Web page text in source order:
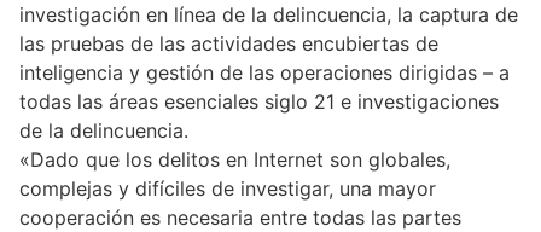
investigación en línea de la delincuencia, la captura de
las pruebas de las actividades encubiertas de
inteligencia y gestión de las operaciones dirigidas – a
todas las áreas esenciales siglo 21 e investigaciones
de la delincuencia.
«Dado que los delitos en Internet son globales,
complejas y difíciles de investigar, una mayor
cooperación es necesaria entre todas las partes